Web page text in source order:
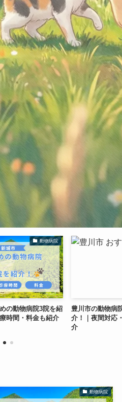
動物病院
3院を紹
も紹介
豊川市の動物病院おすすめ
介！｜夜間対応・口コミ・
動物病院